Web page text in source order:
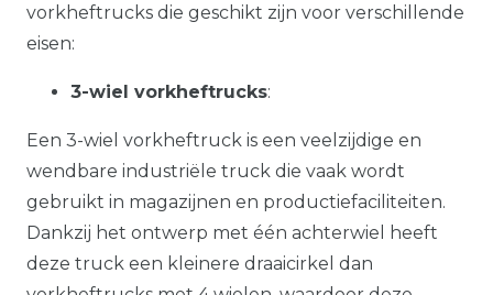
vorkheftrucks die geschikt zijn voor verschillende
eisen:
3-wiel vorkheftrucks:
Een 3-wiel vorkheftruck is een veelzijdige en
wendbare industriële truck die vaak wordt
gebruikt in magazijnen en productiefaciliteiten.
Dankzij het ontwerp met één achterwiel heeft
deze truck een kleinere draaicirkel dan